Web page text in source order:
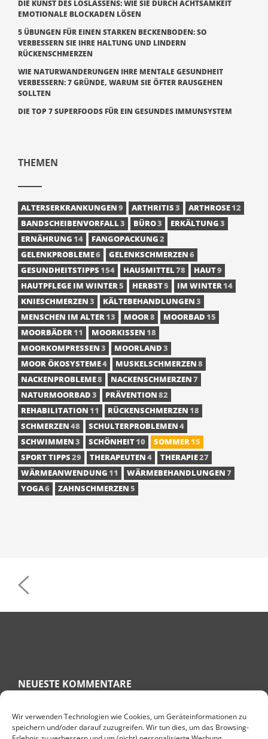
Wir verwenden Technologien wie Cookies, um Geräteinformationen zu
speichern und/oder darauf zuzugreifen. Wir tun dies, um das Browsing-
DIE KUNST DES LOSLASSENS: WIE SIE DURCH ACHTSAMKEIT
EMOTIONALE BLOCKADEN LÖSEN
5 ÜBUNGEN FÜR EINEN STARKEN BECKENBODEN: SO
VERBESSERN SIE IHRE HALTUNG UND LINDERN
RÜCKENSCHMERZEN
WIE NATURWANDERUNGEN IHRE MENTALE GESUNDHEIT
VERBESSERN: 7 GRÜNDE, WARUM SIE ÖFTER RAUSGEHEN
SOLLTEN
DIE TOP 7 SUPERFOODS FÜR EIN GESUNDES IMMUNSYSTEM
THEMEN
ALTERSERKRANKUNGEN9 ARTHRITIS3 ARTHROSE12
BANDSCHEIBENVORFALL3 BÜRO3 ERKÄLTUNG3
ERNÄHRUNG14 FANGOPACKUNG2
GELENKPROBLEME6 GELENKSCHMERZEN6
GESUNDHEITSTIPPS154 HAUSMITTEL78 HAUT9
HAUTPFLEGE IM WINTER5 HERBST5 IM WINTER14
KNIESCHMERZEN3 KÄLTEBEHANDLUNGEN3
MENSCHEN IM ALTER13 MOOR8 MOORBAD15
MOORBÄDER11 MOORKISSEN18
MOORKOMPRESSEN3 MOORLAND3
MOOR ÖKOSYSTEME4 MUSKELSCHMERZEN8
NACKENPROBLEME8 NACKENSCHMERZEN7
NATURMOORBAD3 PRÄVENTION82
REHABILITATION11 RÜCKENSCHMERZEN18
SCHMERZEN48 SCHULTERPROBLEMEN4
SCHWIMMEN3 SCHÖNHEIT10 SOMMER15
SPORT TIPPS29 THERAPEUTEN4 THERAPIE27
WÄRMEANWENDUNG11 WÄRMEBEHANDLUNGEN7
YOGA6 ZAHNSCHMERZEN5
POST
NAVIGATION
NEUESTE KOMMENTARE
RITAZUKNÖCHELSCHWELLUNG HAUSMITTEL – GESCHWOLLENE